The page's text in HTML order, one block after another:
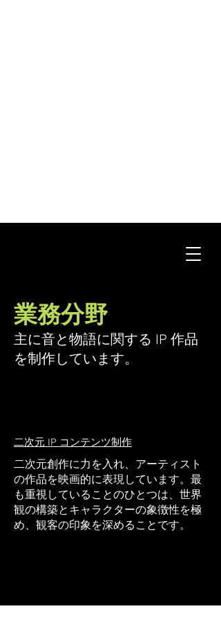
業務分野
主に音と物語に関する IP 作品
を制作しています。
二次元 IP コンテンツ制作
二次元創作に力を入れ、アーティスト
の作品を映画的に表現しています。最
も重視していることのひとつは、世界
観の構築とキャラクターの象徴性を極
め、観客の印象を深めることです。